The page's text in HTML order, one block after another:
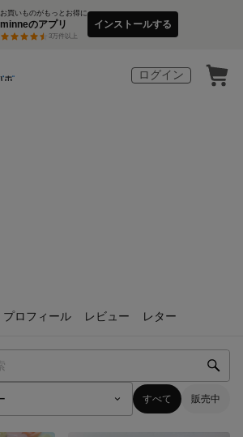
お買いものがもっとお得に
minneのアプリ
3万件以上
インストールする
ログイン
プロフィール レビュー レター
すべて 販売中